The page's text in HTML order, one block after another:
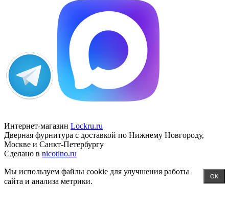
Интернет-магазин Lockru.ru
Дверная фурнитура с доставкой по Нижнему Новгороду,
Москве и Санкт-Петербургу
Сделано в nicotino.ru
Мы используем файлы cookie для улучшения работы
сайта и анализа метрики.
OK